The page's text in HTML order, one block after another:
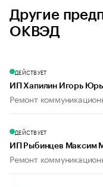
Другие
ОКВЭД
ДЕЙСТВУЕТ
ИП Хапилин Игорь
Ремонт
ДЕЙСТВУЕТ
ИП Рыбинцев Максим
Ремонт